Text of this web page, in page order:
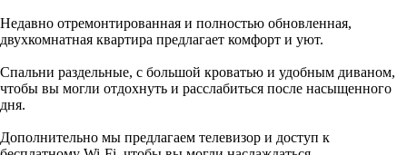
Недавно отремонтированная и полностью обновленная,
двухкомнатная квартира предлагает комфорт и уют.
Спальни раздельные, с большой кроватью и удобным диваном,
чтобы вы могли отдохнуть и расслабиться после насыщенного
дня.
Дополнительно мы предлагаем телевизор и доступ к